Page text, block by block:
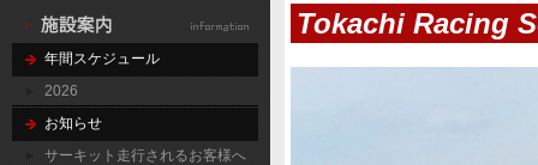
年間スケジュール
2026
お知らせ
サーキット走行されるお客様へ
Tokachi Racing